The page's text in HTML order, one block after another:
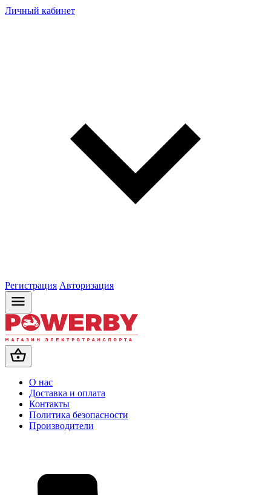
Личный кабинет
Регистрация Авторизация
О нас
Доставка и оплата
Контакты
Политика безопасности
Производители